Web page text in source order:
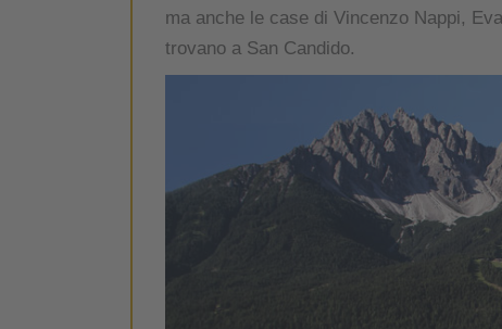
ma anche le case di Vincenzo Nappi,
trovano a San Candido.